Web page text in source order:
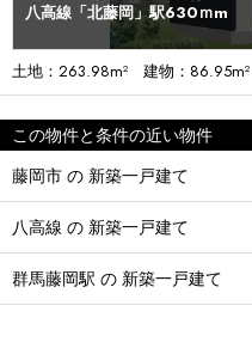
八高線「北藤岡」駅630ｍm
土地：263.98m² 建物：
この物件と条件の近い物件
藤岡市 の 新築一戸建て
八高線 の 新築一戸建て
群馬藤岡駅 の 新築一戸建て